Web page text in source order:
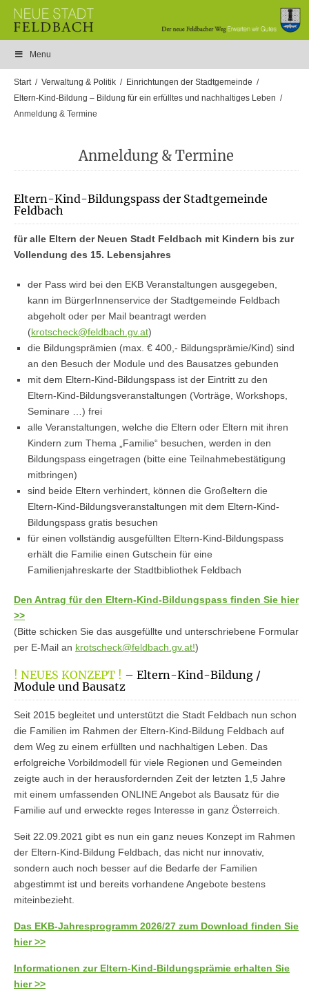
Menu
Start Verwaltung & Politik
Einrichtungen der Stadtgemeinde
Eltern-Kind-Bildung – Bildung für ein erfülltes und nachhaltiges Leben
Anmeldung & Termine
Anmeldung & Termine
Eltern-Kind-Bildungspass der Stadtgemeinde
Feldbach
für alle Eltern der Neuen Stadt Feldbach mit Kindern bis zur
Vollendung des 15. Lebensjahres
der Pass wird bei den EKB Veranstaltungen ausgegeben,
kann im BürgerInnenservice der Stadtgemeinde Feldbach
abgeholt oder per Mail beantragt werden
(krotscheck@feldbach.gv.at)
die Bildungsprämien (max. € 400,- Bildungsprämie/Kind) sind
an den Besuch der Module und des Bausatzes gebunden
mit dem Eltern-Kind-Bildungspass ist der Eintritt zu den
Eltern-Kind-Bildungsveranstaltungen (Vorträge, Workshops,
Seminare …) frei
alle Veranstaltungen, welche die Eltern oder Eltern mit ihren
Kindern zum Thema „Familie“ besuchen, werden in den
Bildungspass eingetragen (bitte eine Teilnahmebestätigung
mitbringen)
sind beide Eltern verhindert, können die Großeltern die
Eltern-Kind-Bildungsveranstaltungen mit dem Eltern-Kind-
Bildungspass gratis besuchen
für einen vollständig ausgefüllten Eltern-Kind-Bildungspass
erhält die Familie einen Gutschein für eine
Familienjahreskarte der Stadtbibliothek Feldbach
Den Antrag für den Eltern-Kind-Bildungspass finden Sie hier
>>
(Bitte schicken Sie das ausgefüllte und unterschriebene Formular
per E-Mail an krotscheck@feldbach.gv.at!)
! NEUES KONZEPT ! – Eltern-Kind-Bildung /
Module und Bausatz
Seit 2015 begleitet und unterstützt die Stadt Feldbach nun schon
die Familien im Rahmen der Eltern-Kind-Bildung Feldbach auf
dem Weg zu einem erfüllten und nachhaltigen Leben. Das
erfolgreiche Vorbildmodell für viele Regionen und Gemeinden
zeigte auch in der herausfordernden Zeit der letzten 1,5 Jahre
mit einem umfassenden ONLINE Angebot als Bausatz für die
Familie auf und erweckte reges Interesse in ganz Österreich.
Seit 22.09.2021 gibt es nun ein ganz neues Konzept im Rahmen
der Eltern-Kind-Bildung Feldbach, das nicht nur innovativ,
sondern auch noch besser auf die Bedarfe der Familien
abgestimmt ist und bereits vorhandene Angebote bestens
miteinbezieht.
Das EKB-Jahresprogramm 2026/27 zum Download finden Sie
hier >>
Informationen zur Eltern-Kind-Bildungsprämie erhalten Sie
hier >>